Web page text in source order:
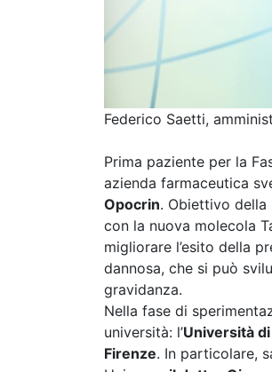
Federico Saetti,
Prima paziente per la
azienda farmaceutica
Opocrin. Obiettivo della
con la nuova molecola
migliorare l’esito della
dannosa, che si può
gravidanza.
Nella fase di
università: l’Università
Firenze. In particolare,